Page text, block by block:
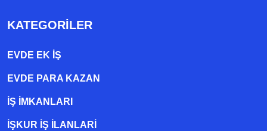
KATEGORILER
EVDE EK IŞ
EVDE PARA KAZAN
İŞ İMKANLARI
İŞKUR İŞ İLANLARI